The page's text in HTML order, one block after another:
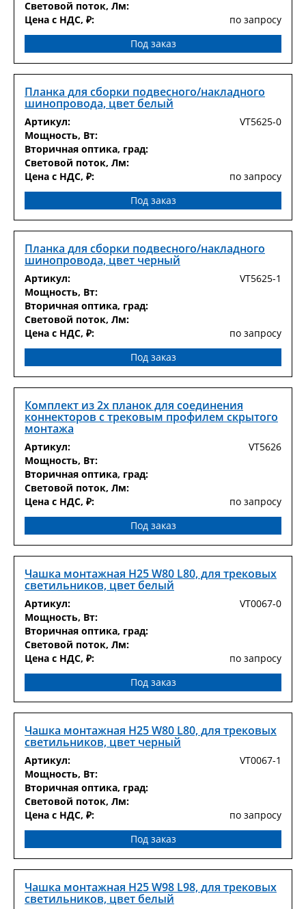
Световой поток, Лм:
Цена с НДС, ₽:
по запросу
Под заказ
Планка для сборки подвесного/накладного
шинопровода, цвет белый
Артикул:
VT5625-0
Мощность, Вт:
Вторичная оптика, град:
Световой поток, Лм:
Цена с НДС, ₽:
по запросу
Под заказ
Планка для сборки подвесного/накладного
шинопровода, цвет черный
Артикул:
VT5625-1
Мощность, Вт:
Вторичная оптика, град:
Световой поток, Лм:
Цена с НДС, ₽:
по запросу
Под заказ
Комплект из 2х планок для соединения
коннекторов с трековым профилем скрытого
монтажа
Артикул:
VT5626
Мощность, Вт:
Вторичная оптика, град:
Световой поток, Лм:
Цена с НДС, ₽:
по запросу
Под заказ
Чашка монтажная H25 W80 L80, для трековых
светильников, цвет белый
Артикул:
VT0067-0
Мощность, Вт:
Вторичная оптика, град:
Световой поток, Лм:
Цена с НДС, ₽:
по запросу
Под заказ
Чашка монтажная H25 W80 L80, для трековых
светильников, цвет черный
Артикул:
VT0067-1
Мощность, Вт:
Вторичная оптика, град:
Световой поток, Лм:
Цена с НДС, ₽:
по запросу
Под заказ
Чашка монтажная H25 W98 L98, для трековых
светильников, цвет белый